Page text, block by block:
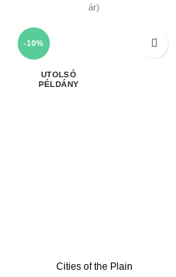
ár)
-10%
Cities of the Plain